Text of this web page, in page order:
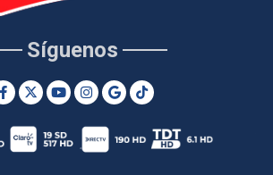
Síguenos